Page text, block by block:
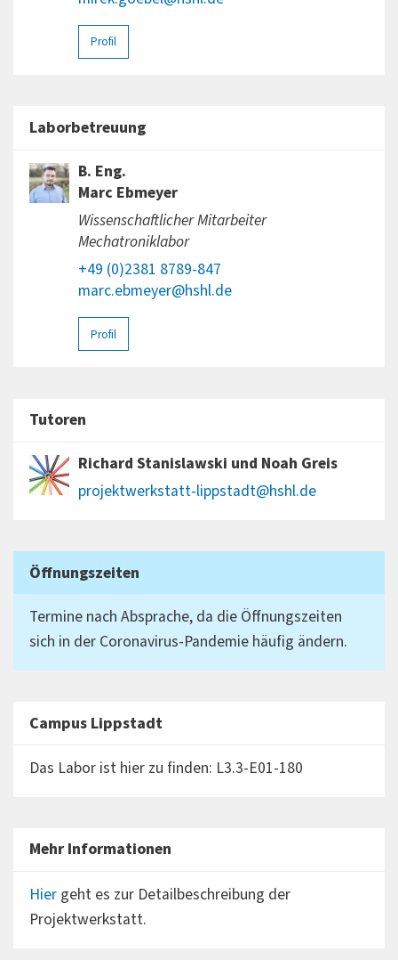
Profil
Laborbetreuung
B. Eng.
Marc Ebmeyer
Wissenschaftlicher Mitarbeiter
Mechatroniklabor
+49 (0)2381 8789-847
marc.ebmeyer@hshl.de
Profil
Tutoren
Richard Stanislawski und Noah Greis
projektwerkstatt-lippstadt@hshl.de
Öffnungszeiten
Termine nach Absprache, da die Öffnungszeiten
sich in der Coronavirus-Pandemie häufig ändern.
Campus Lippstadt
Das Labor ist hier zu finden: L3.3-E01-180
Mehr Informationen
Hiergeht es zur Detailbeschreibung der
Projektwerkstatt.